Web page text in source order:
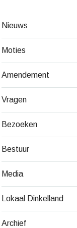
Nieuws
Moties
Amendement
Vragen
Bezoeken
Bestuur
Media
Lokaal Dinkelland
Archief